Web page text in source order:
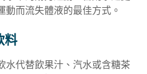
而流失體液的最佳方式。
料
水代替飲果汁、汽水或含糖茶